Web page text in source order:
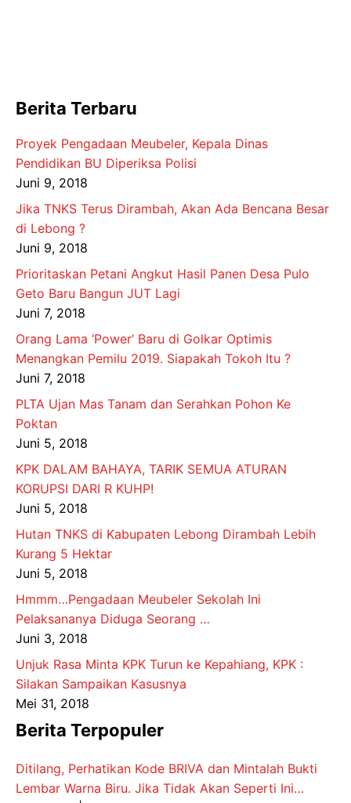
Berita Terbaru
Proyek Pengadaan Meubeler, Kepala Dinas
Pendidikan BU Diperiksa Polisi
Juni 9, 2018
Jika TNKS Terus Dirambah, Akan Ada Bencana Besar
di Lebong ?
Juni 9, 2018
Prioritaskan Petani Angkut Hasil Panen Desa Pulo
Geto Baru Bangun JUT Lagi
Juni 7, 2018
Orang Lama ‘Power’ Baru di Golkar Optimis
Menangkan Pemilu 2019. Siapakah Tokoh Itu ?
Juni 7, 2018
PLTA Ujan Mas Tanam dan Serahkan Pohon Ke
Poktan
Juni 5, 2018
KPK DALAM BAHAYA, TARIK SEMUA ATURAN
KORUPSI DARI R KUHP!
Juni 5, 2018
Hutan TNKS di Kabupaten Lebong Dirambah Lebih
Kurang 5 Hektar
Juni 5, 2018
Hmmm…Pengadaan Meubeler Sekolah Ini
Pelaksananya Diduga Seorang …
Juni 3, 2018
Unjuk Rasa Minta KPK Turun ke Kepahiang, KPK :
Silakan Sampaikan Kasusnya
Mei 31, 2018
Berita Terpopuler
Ditilang, Perhatikan Kode BRIVA dan Mintalah Bukti
Lembar Warna Biru. Jika Tidak Akan Seperti Ini…